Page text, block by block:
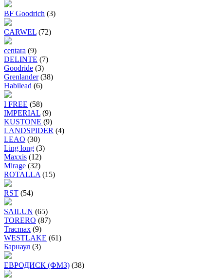
BF Goodrich (3)
CARWEL (72)
centara (9)
DELINTE (7)
Goodride (3)
Grenlander (38)
Habilead (6)
I FREE (58)
IMPERIAL (9)
KUSTONE (9)
LANDSPIDER (4)
LEAO (30)
Ling long (3)
Maxxis (12)
Mirage (32)
ROTALLA (15)
RST (54)
SAILUN (65)
TORERO (87)
Tracmax (9)
WESTLAKE (61)
Барнаул (3)
ЕВРОДИСК (ФМЗ) (38)